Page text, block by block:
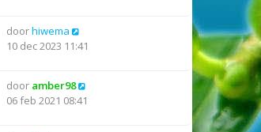
doorhiwema
10 dec 2023 11:41
door amber98
06 feb 2021 08:41